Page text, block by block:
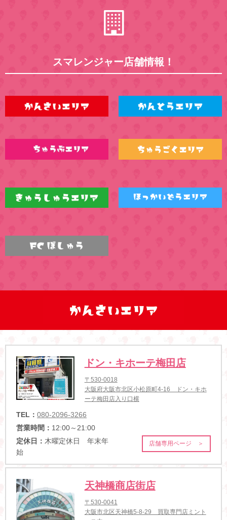
スマレンジャー店舗情報！
ドン・キホーテ梅田店
〒530-0018
大阪府大阪市北区小松原町4-16 ドン・キホ
ーテ梅田店入り口横
TEL： 080-2096-3266
営業時間： 12:00～21:00
定休日： 木曜定休日 年末年
始
店舗専用ページ ＞
天神橋商店街店
〒530-0041
大阪市北区天神橋5-8-29 買取専門店ミント